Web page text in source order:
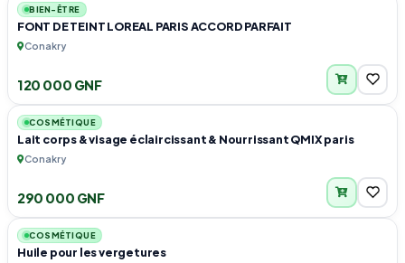
BIEN-ÊTRE
FONT DE TEINT LOREAL PARIS ACCORD PARFAIT
Conakry
120 000 GNF
COSMÉTIQUE
Lait corps & visage éclaircissant & Nourrissant QMIX paris
Conakry
290 000 GNF
COSMÉTIQUE
Huile pour les vergetures